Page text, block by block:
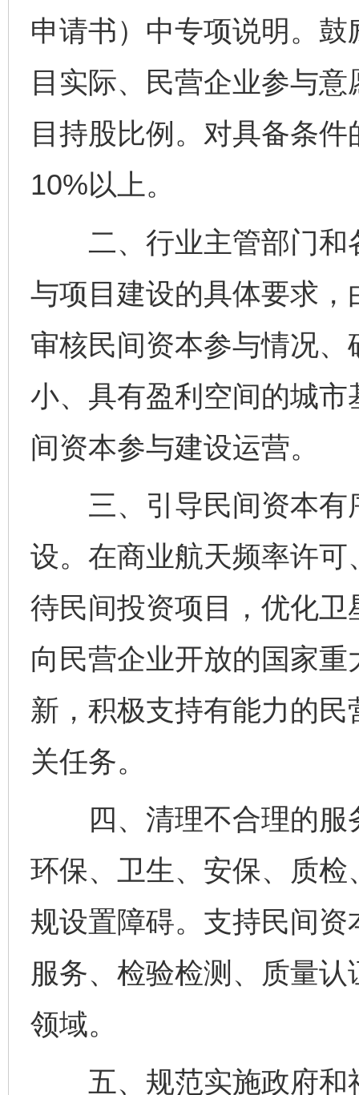
申请书）中专项说明。
目实际、民营企业参与
目持股比例。对具备条
10%以上。
二、行业主管部门和
与项目建设的具体要求
审核民间资本参与情况
小、具有盈利空间的城
间资本参与建设运营。
三、引导民间资本有
设。在商业航天频率许
待民间投资项目，优化
向民营企业开放的国家
新，积极支持有能力的
关任务。
四、清理不合理的服
环保、卫生、安保、质
规设置障碍。支持民间
服务、检验检测、质量
领域。
五、规范实施政府和